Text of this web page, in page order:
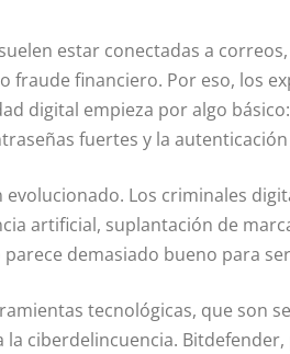
estar conectadas a
financiero. Por eso, los
digital empieza por algo
fuertes y la autenticación
Los criminales
artificial, suplantación de
demasiado bueno para
tecnológicas, que son
ciberdelincuencia.